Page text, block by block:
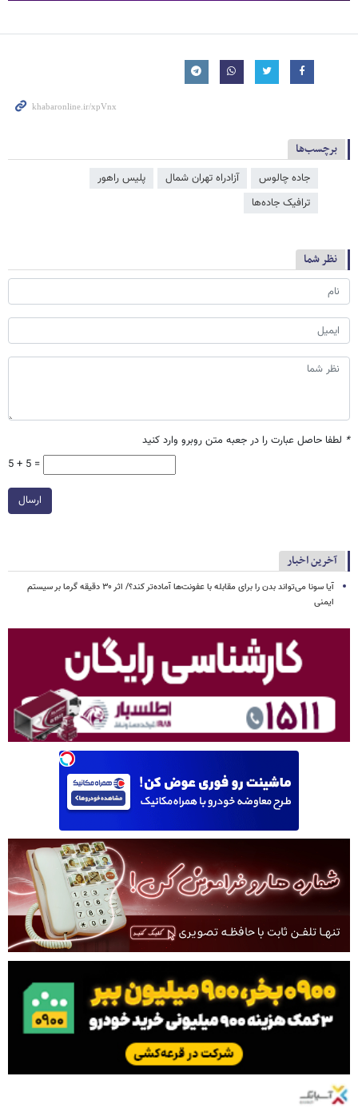
برچسب‌ها
جاده چالوس آزادراه تهران شمال
پلیس راهور
ترافیک جاده‌ها
نظر شما
* لطفا حاصل عبارت را در جعبه متن روبرو وارد کنید
5 + 5 =
ارسال
آخرین اخبار
آیا سونا می‌تواند بدن را برای مقابله با عفونت‌ها آماده‌تر کند؟/ اثر ۳۰ دقیقه گرما بر سیستم
ایمنی